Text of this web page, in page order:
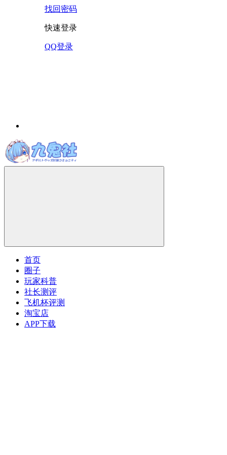
找回密码
快速登录
QQ登录
首页
圈子
玩家科普
社长测评
飞机杯评测
淘宝店
APP下载